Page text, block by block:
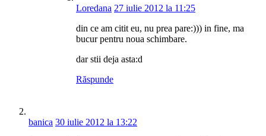
Loredana 27 iulie 2012 la 11:25
din ce am citit eu, nu prea pare:))) in fine, ma
bucur pentru noua schimbare.
dar stii deja asta:d
Răspunde
banica 30 iulie 2012 la 13:22